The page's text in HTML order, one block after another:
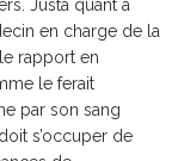
Justa quant à
en charge de la
rapport en
le ferait
par son sang
s’occuper de